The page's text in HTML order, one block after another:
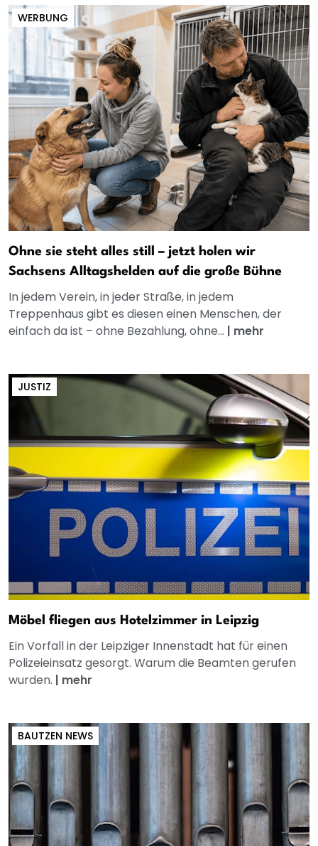
WERBUNG
Ohne sie steht alles still – jetzt holen wir
Sachsens Alltagshelden auf die große Bühne
In jedem Verein, in jeder Straße, in jedem
Treppenhaus gibt es diesen einen Menschen, der
einfach da ist – ohne Bezahlung, ohne... | mehr
JUSTIZ
Möbel fliegen aus Hotelzimmer in Leipzig
Ein Vorfall in der Leipziger Innenstadt hat für einen
Polizeieinsatz gesorgt. Warum die Beamten gerufen
wurden. | mehr
BAUTZEN NEWS